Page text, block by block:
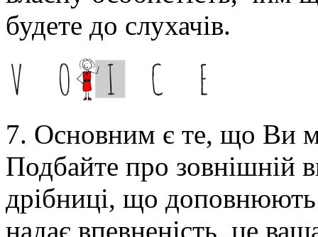
будете до слухачів.
7. Основним є те, що Ви
Подбайте про зовнішній
дрібниці, що
надає впевненість, це